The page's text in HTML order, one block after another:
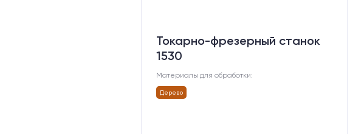
Токарно-фрезерный станок
1530
Материалы для обработки:
Дерево